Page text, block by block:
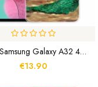
Coque Samsung Galaxy A32 4G Animaux Safari
€13.90